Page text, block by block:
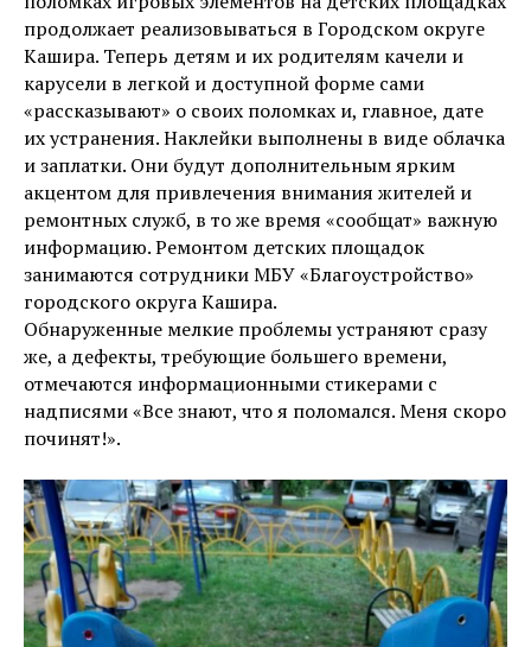
продолжает реализовываться в Городском округе
Кашира. Теперь детям и их родителям качели и
карусели в легкой и доступной форме сами
«рассказывают» о своих поломках и, главное, дате
их устранения. Наклейки выполнены в виде облачка
и заплатки. Они будут дополнительным ярким
акцентом для привлечения внимания жителей и
ремонтных служб, в то же время «сообщат» важную
информацию. Ремонтом детских площадок
занимаются сотрудники МБУ «Благоустройство»
городского округа Кашира.
Обнаруженные мелкие проблемы устраняют сразу
же, а дефекты, требующие большего времени,
отмечаются информационными стикерами с
надписями «Все знают, что я поломался. Меня скоро
починят!».